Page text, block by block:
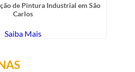
de Pintura Industrial em São
Carlos
Saiba Mais